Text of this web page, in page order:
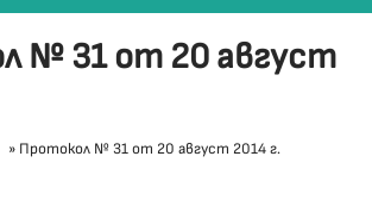
№ 31 от 20 август
» Протокол № 31 от 20 август 2014 г.